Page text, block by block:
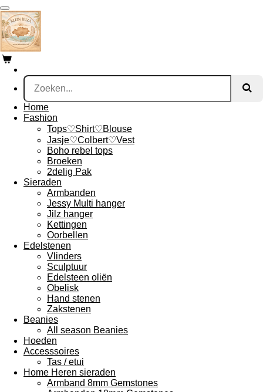
Ga
direct
naar
de
hoofdinhoud
Home
Fashion
Tops♡Shirt♡Blouse
Jasje♡Colbert♡Vest
Boho rebel tops
Broeken
2delig Pak
Sieraden
Armbanden
Jessy Multi hanger
Jilz hanger
Kettingen
Oorbellen
Edelstenen
Vlinders
Sculptuur
Edelsteen oliën
Obelisk
Hand stenen
Zakstenen
Beanies
All season Beanies
Hoeden
Accesssoires
Tas / etui
Home Heren sieraden
Armband 8mm Gemstones